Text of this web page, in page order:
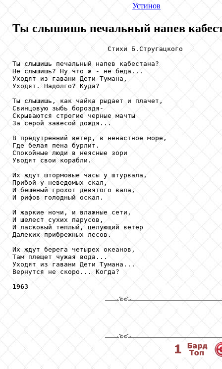
Устинов
Ты слышишь печальный напев
                        Стихи Б.Стругацкого
Ты слышишь печальный напев кабестана?
Не слышишь? Ну что ж - не беда...
Уходят из гавани Дети Тумана,
Уходят. Надолго? Куда?
Ты слышишь, как чайка рыдает и плачет,
Свинцовую зыбь бороздя-
Скрываются строгие черные мачты
За серой завесой дождя...
В предутренний ветер, в ненастное море,
Где белая пена бурлит.
Спокойные люди в неясные зори
Уводят свои корабли.
Их ждут штормовые часы у штурвала,
Прибой у неведомых скал,
И бешеный грохот девятого вала,
И рифов голодный оскал.
И жаркие ночи, и влажные сети,
И шелест сухих парусов,
И ласковый теплый, целующий ветер
Далеких прибрежных лесов.
Их ждут берега четырех океанов,
Там плещет чужая вода...
Уходят из гавани Дети Тумана...
Вернутся не скоро... Когда?
1963